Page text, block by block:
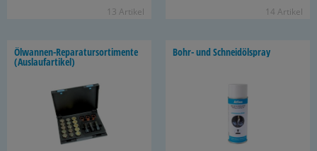
13 Ar­ti­kel 14 Ar­ti­kel
Ölwannen-​Reparatursortimente
(Aus­lauf­ar­ti­kel)
Bohr- und Schneid­öl­spray